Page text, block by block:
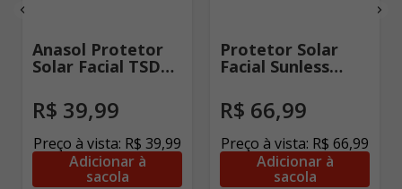
Anasol Protetor
Solar Facial TSD
40g
R$ 39,99
Preço à vista: R$ 39,99
Adicionar à
sacola
Protetor Solar
Facial Sunless
FPS50 12g
R$ 66,99
Preço à vista: R$ 66,99
Adicionar à
sacola